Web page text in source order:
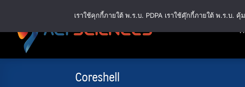
content
Coreshell
เราใช้คุกกี้ภายใต้ พ.ร.บ. PDPA เราใช้คุ๊กกี้ภายใต้ พ.ร.บ.